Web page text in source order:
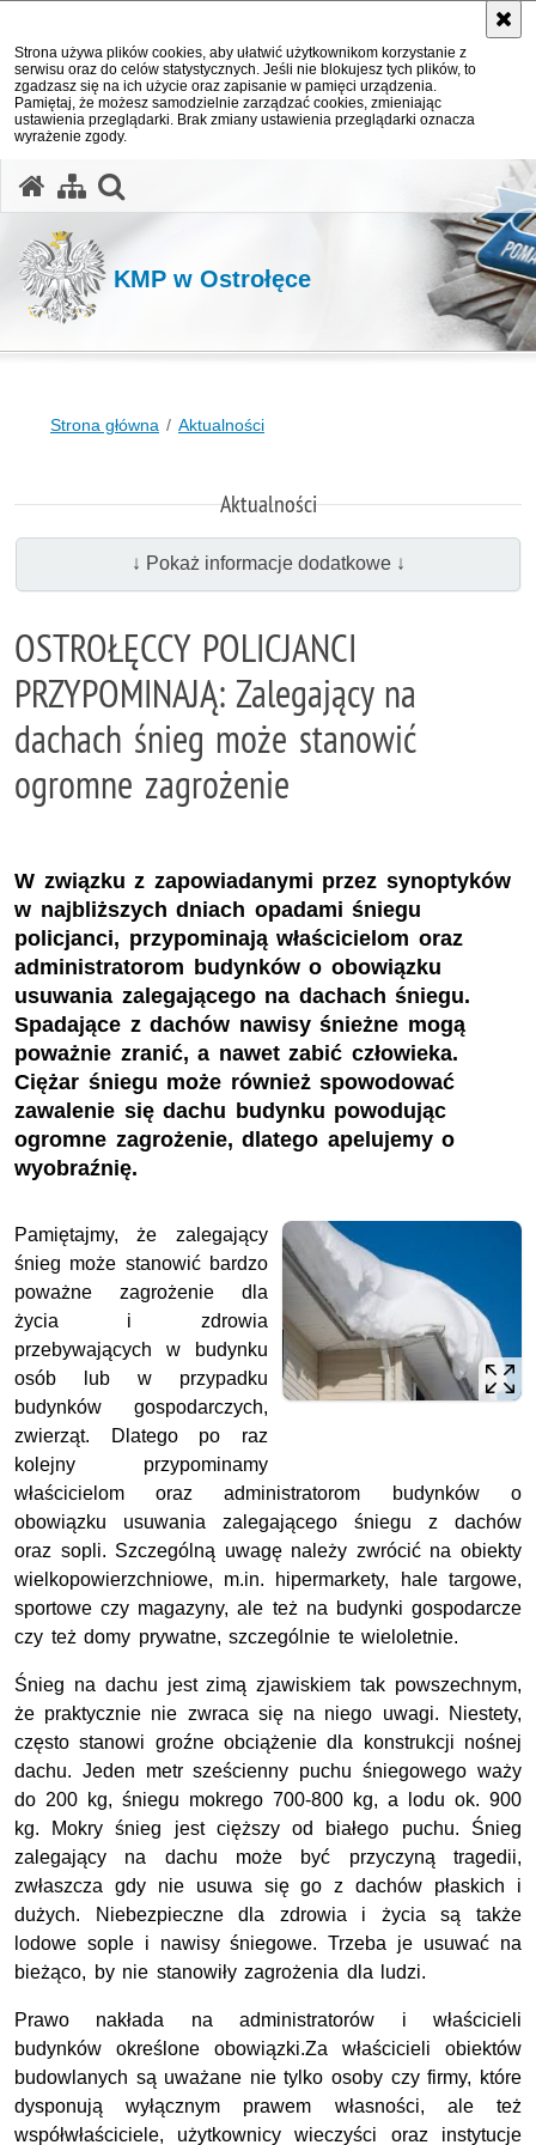
Strona używa plików cookies, aby ułatwić użytkownikom korzystanie z
serwisu oraz do celów statystycznych. Jeśli nie blokujesz tych plików, to
zgadzasz się na ich użycie oraz zapisanie w pamięci urządzenia.
Pamiętaj, że możesz samodzielnie zarządzać cookies, zmieniając
ustawienia przeglądarki. Brak zmiany ustawienia przeglądarki oznacza
wyrażenie zgody.
KMP w Ostrołęce
Strona główna Aktualności
Aktualności
↓ Pokaż informacje dodatkowe ↓
OSTROŁĘCCY POLICJANCI
PRZYPOMINAJĄ: Zalegający na
dachach śnieg może stanowić
ogromne zagrożenie
W związku z zapowiadanymi przez synoptyków
w najbliższych dniach opadami śniegu
policjanci, przypominają właścicielom oraz
administratorom budynków o obowiązku
usuwania zalegającego na dachach śniegu.
Spadające z dachów nawisy śnieżne mogą
poważnie zranić, a nawet zabić człowieka.
Ciężar śniegu może również spowodować
zawalenie się dachu budynku powodując
ogromne zagrożenie, dlatego apelujemy o
wyobraźnię.
Pamiętajmy, że zalegający
śnieg może stanowić bardzo
poważne zagrożenie dla
życia i zdrowia
przebywających w budynku
osób lub w przypadku
budynków gospodarczych,
zwierząt. Dlatego po raz
kolejny przypominamy
właścicielom oraz administratorom budynków o
obowiązku usuwania zalegającego śniegu z dachów
oraz sopli. Szczególną uwagę należy zwrócić na obiekty
wielkopowierzchniowe, m.in. hipermarkety, hale targowe,
sportowe czy magazyny, ale też na budynki gospodarcze
czy też domy prywatne, szczególnie te wieloletnie.
Śnieg na dachu jest zimą zjawiskiem tak powszechnym,
że praktycznie nie zwraca się na niego uwagi. Niestety,
często stanowi groźne obciążenie dla konstrukcji nośnej
dachu. Jeden metr sześcienny puchu śniegowego waży
do 200 kg, śniegu mokrego 700-800 kg, a lodu ok. 900
kg. Mokry śnieg jest cięższy od białego puchu. Śnieg
zalegający na dachu może być przyczyną tragedii,
zwłaszcza gdy nie usuwa się go z dachów płaskich i
dużych. Niebezpieczne dla zdrowia i życia są także
lodowe sople i nawisy śniegowe. Trzeba je usuwać na
bieżąco, by nie stanowiły zagrożenia dla ludzi.
Prawo nakłada na administratorów i właścicieli
budynków określone obowiązki.Za właścicieli obiektów
budowlanych są uważane nie tylko osoby czy firmy, które
dysponują wyłącznym prawem własności, ale też
współwłaściciele, użytkownicy wieczyści oraz instytucje